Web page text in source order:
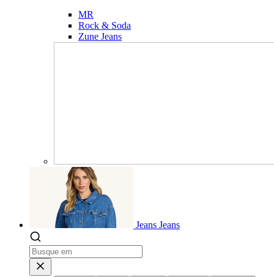
MR
Rock & Soda
Zune Jeans
Jeans Jeans